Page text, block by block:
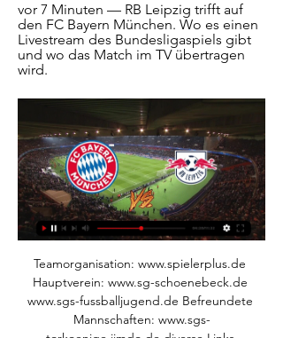
vor 7 Minuten — RB Leipzig trifft auf
den FC Bayern München. Wo es einen
Livestream des Bundesligaspiels gibt
und wo das Match im TV übertragen
wird.
Teamorganisation: www.spielerplus.de Hauptverein: www.sg-schoenebeck.de www.sgs-fussballjugend.de Befreundete Mannschaften: www.sgs-torkoenige.jimdo.de diverse Links.

Bayern gegen RB Leipzig im stream vor 5 Stunden — vor 3 Tagen — FC Bayern - Leipzig Übertragung: TV, Stream, Uhrzeit, Kommentator. Wer zeigt die Bundesliga mit Bayern München vs. RB Leipzig ...

RB Leipzig gegen Hertha BSC Berlin: So einfach seht ihr die Partie kostenlos und legal. Amazon Prime überträgt nicht nur das heutige Spiel am Mittwoch, den 27.Mai 2020 ab 18:30 Uhr, sondern noch.

Berichterstattung über Hansa Rostock, SV Meppen oder auch Eintracht Braunschweig gibt es im NDR bei "NDR Info" jeden Tag um fünf vor halb in den aktuellen Sportnachrichten. Am Samstagabend gibt es ab 17 Uhr im Ersten Berichte zu ausgewählten Partien der 3. Liga in der "Sportschau". Mannheim vs. Braunschweig: Die Tabelle des 18. Spieltages der Saison 2019/20 in der 3. Liga. Platz Mannschaft.

Welcome Home - Wir sind eine Kirche in Aarau und in Zürich, die begeistert für Gott, für Sein Haus und für Menschen ist. Wir treffen uns jeden Sonntag um 10 Uhr im Kino Ideal Aarau und um 11 Uhr im Mellow Club Wollishofen.

Dass der VfB Stuttgart am Sonntag (ab 15:30 Uhr) seine Rückkehr in die Fußball-Bundesliga perfekt machen wird, daran zweifelt bei den Schwaben nach dem 6:0-Kantersieg in der letzten Woche in.

FC Bayern München vs. RB Leipzig heute live im Free-TV vor 8 Stunden — Hier erfahrt Ihr zumindest, welcher Anbieter das Spiel gegen RB Leipzig heute live im Free-TV und Livestream zeigt / überträgt.

FC Bayern gegen RB Leipzig LIVE: Übertragung im TV & vor 3 Tagen — FC Bayern gegen RB Leipzig LIVE: Übertragung im TV & Stream auf Sky. Bayern vs. Leipzig LIVE! Alle Infos zur Übertragung. Sky Sport. 21.02.2024 ...

Bayern gegen RB Leipzig im streaming FC Bayern vor 13 Stunden — Bayern gegen RB Leipzig im streaming FC Bayern – RB Leipzig im TV & Stream: So sehen Sie das 24/02/2024 Streamen 20.01.2023 — Am Freitag um ...

Der VfL Wolfsburg empfängt am heutigen Samstag den Tabellenzweiten RB Leipzig zuhause. Nach der 1:6-Klatsche im Pokal sind die Wölfe gegen den Champions-League-Achtelfinalisten auf Revanche aus.

GC – Schaffhausen 5:3 Klare Ansage aus dem Ländle! Vaduz schlägt den Leader aus Lausanne (siehe unten). Für GC heisst es. DEUTSCHLAND ⋅ Der deutsche Zweitligist Jahn Regensburg verpflichtet bis Ende Juni 2022 den Innenverteidiger Jan Elvedi vom.

2020-2-29 · Jetzt also doch: Die DFL hat kurzfristig das Bundesliga-Spiel zwischen Werder Bremen und Eintracht Frankfurt am Sonntag abgesagt. Der Nachholtermin ist offen.

2020-3-14 · Für aktuelle Fussball Ergebnisse live Western Australian League bitte den Fussball Live-Ticker nutzen : Western Australian League live Ticker Für aktuellste Spielstände bei gerade laufenden Partien der internationalen Turniere oder Fussball Ergebnisse einer speziellen Liga bitte direkt in unserem Ergebnis Live Ticker nachsehen.

Pressekonferenz vor Bayern München. Profis 02.12.2019. INSIDE: Krake Pavlenka und Doppelpacker Rashica. Profis 27.06.2020. SV Werder Bremen - FC Köln (Highlights) Profis 16.06.2020. SV Werder Bremen - FC Bayern München (HL) Profis 22.02.2020. Werder Bremen - Borussia Dortmund (HL) Profis 08.02.2020 . Werder Bremen - Union Berlin (HL) Folge uns: Mitglied werden. zur Anmeldung. …

2020-5-30 · Hallescher FC - Eintracht Braunschweig-Magenta Sport. 19.00 Uhr. 3. Liga. FC Bayern München II - SC Preußen Münster-Magenta Sport. 19.00 Uhr. 3. Liga. MSV Duisburg - …

RB Leipzig VfL Wolfsburg 54. Werner. 82. Weghorst. Schiedsrichter. Deniz Aytekin. Note. 2,6. 3,5 2,2 3,4 Christian Dietz. Eduard Beitinger. Michael Bacher. Benjamin Brand. Michael Emmer. Statistik von Deniz Aytekin. Spiele. 12 18 Siege (DFL) 8 8 Siege (WT) 7 9 Unentschieden (DFL) 1 7 Unentschieden (WT) 2.

Skisport-Vereine Straßburg - sichten Sie alle Firmen und Unternehmen mit Adresse, Telefonnummer und ★ Bewertungen. Das Stadtbranchenbuch für Straßburg zeigt Ihnen aktuell ᐅ 96 Einträge.

Der TSV 1860 bestreitet seinen ersten Härtetest. Noch nicht dabei gegen den SV Pullach sind Timo Gebhart und Jan Mauersberger. Wir übertragen im Live-Stream.

Bayern gegen Leipzig live im TV am 24.02. ab 18:30 Uhr vor 3 Tagen — ab 18:30 Uhr: Jetzt Live Stream starten. Am 23. Spieltag bekommt es Rekordmeister Bayern München mit RB Leipzig zu tun. Zuletzt hatte der FCB so ...

Bayern vs. Leipzig live im TV und Stream sehen vor 2 Stunden — Der amtierende deutsche Meister empfängt den Pokalsieger: So sehen Sie Bayern München gegen RB Leipzig live im TV und Stream.

RB Leipzig steht zum ersten Mal in der Club-Geschichte im Halbfinale der Fußball-Champions-League. Die Deutschen setzten sich am Donnerstag im Viertelfinale des Finalturniers in Lissabon gegen Atletico Madrid vor leeren Zuschauerrängen mit 2:1 (0:0) durch. Die Mannschaft um die Österreicher Marcel Sabitzer und Konrad Laimer trifft am 18. August an der Algarve auf Paris Saint-Germain.

Planen Sie einen Urlaub in Indonesien? Sichern Sie sich die besten Angebote unter 491 Hotels in Gili Trawangan. 1696 Bewertungen helfen Ihnen, Ihre perfekte Unterkunft zu finden. Profitieren Sie von unserem einfachen und sicheren Buchungsprozess ohne zusätzliche Gebühren!

Wer folgt Paris Saint-Germain als zweites Team in den Halbfinal? Ein Rückspiel gibt es bekanntlich nicht - heute gilt es für Leipzig und Atlético ernst. Live im Ticker.

Olympique Lyon erreicht das Halbfinale der Champions League und trifft dort auf den FC Bayern. Die Franzosen bezwangen Manchester City überraschend mit 3:1 (1:0). Das Team von Pep Guardiola.

[LIVE FERNSEHEN] Bayern gegen RB Leipzig live im tv DFB vor 13 Stunden — vor 2 Tagen — Wer zeigt / überträgt FC Bayern vs. RB Leipzig im TV und LIVE-STREAM? - alle Infos zum Duell ; Bundesliga, 23. Spieltag · 24.

Fussball-Vereine Sankt Georgen an der Stiefing - sichten Sie alle Firmen und Unternehmen mit Adresse, Telefonnummer und ★ Bewertungen. Das Stadtbranchenbuch für Sankt Georgen an der Stiefing zeigt Ihnen aktuell ᐅ 100 Einträge.

Der Online-Katalog leitet Sie bei elektronischen Medien (E-Books oder E-Zeitschriften) über den E-Medien-Login direkt zum Volltext weiter. Bei gedruckten Büchern oder Zeitschriften listet der Online-Katalog die Standorte und die jeweilige Signatur auf, unter der Sie das gewünschte Medium vor Ort finden. Ihre Suchanfrage lässt sich auf den Gesamtbestand der wissenschaftlichen Bibliotheken.

Kriens-Luzern kann doch noch gewinnen. Nach vier Niederlagen in Folge bezwangen die Innerschweizer in der 11. Runde der Nationalliga A den Tabellendritten Pfadi Winterthur 25:22 und schafften in.

2 days ago · Der FC St. Gallen und die Young Boys liegen nach 29 Runden wieder punktgleich an der Tabellenspitze. Die Ostschweizer müssen sich im Cornaredo gegen Lugano mit …

16 Nov 17:00 Das Spiel Etoile Carouge-Sion II beginnt. Sie können beide Teams auf der Website vergleichen: H2H. Das letzte Spiel von Etoile Carouge hat mit dem Sieg 3:0 gegen FC Rapperswil-Jona geendet. Das vorige Spiel von Sion II hat mit Stade Nyonnais (0:0) unentschieden gespielt. Das Ergebnis beider Mannschaften im vorigen Spiel: 2:1.

BBL: Oldenburg schlägt Meister Bayern München. Die Baskets Oldenburg haben beim Meisterturnier der Basketball-Bundesliga (BBL) Meister und Titelverteidiger Bayern München geschlagen und sich.

Radfahren rund um Sankt Gallen ist wohl die schönste Art, diese Ecke Ostschweiz zu erkunden. Damit du die perfekte Radroute rund um Sankt Gallen findest, haben wir alle unsere Fahrrad-Touren bewertet und für dich die Top 20 hier zusammengefasst. Klick auf eine Tour, um alle Details zu sehen, und schau dir die Tipps und Fotos von Mitgliedern der komoot-Community an, die diese Tour bereits.

UEFA bestraft FC Bayern, Frankfurt, Wolfsburg & RB Leipzig – Mehr als 75.000 spektakuläre Fotos bieten einzigartige Einblicke in die nationalen und internationalen Fankurven dieser Welt.

FC Bayern München vs. RB Leipzig: TV, LIVE-STREAM vor 9 Stunden — Im Sommer ist Thomas Tuchel beim FC Bayern Geschichte, im ersten Spiel nach der angekündigten Trennung empfängt der Rekordmeister RB Leipzig ...

Support Group vor 9 Stunden — [LIVESTREAM-TV**][[]] Bayern München gegen RB Leipzig im streaming RB Leipzig vs. FC Bayern München: TV, LIVE-STREAM 24 Februar 2024 ...

Der FC Bayern trennt sich im Topspiel der Bundesliga mit einem torlosen Remis von RB Leipzig in der Allianz Arena. Das Rennen um die Deutsche Meisterschaft bleibt spannend. Der AZ-Liveticker zum.

Vertriebswege: Online/Telefon; Für eine ETF-Kauforder der Angebotsliste (Verlinkung Liste) mit einem Kurswert (Stücke * Kurs) größer 1.200 Euro, die zwischen dem 01.09.2019 und dem 31.08.2020 ausgeführt werden, zahlen Postbank-Kunden folgende Transaktionspreise: Transaktionspreis Internet (nur Kauf): 4,95 Euro ; Transaktionspreis Telefon (nur Kauf): 7,95 Euro; Die Preise verstehen sich.

Borussia Mönchengladbach: Die Spiele des DFB-Pokals 1996/1997: 1. Runde: Sa 10.08. VfR Mannheim-Borussia M'gladbach: 0:2 (0:1) 2. Runde: Mi 02.10.

Alle wahlberechtigten Personen in München erhalten automatisch per Post Ihre Briefwahlunterlagen an die Adresse ihres gemeldeten Hauptwohnsitzes. Bitte beachten Sie: • Sie brauchen die Briefwahlunterlagen nicht extra zu beantragen. • Sie können Ihre Briefwahlunterlagen nicht persönlich im Kreisverwaltungsreferat oder in den Bezirksinspektionen abholen. Bei allen Fragen zur Stichwahl.

(Live>) Bayern München gegen RB Leipzig live im tv vor 11 Stunden — RB Leipzig trifft auf den FC Bayern München. Wo es einen Livestream des Bundesligaspiels gibt und wo das Match im TV übertragen wird.

Noch servieren Vaduz und Schaffhausen keine Feinkost. Die Gastgeber sind ein wenig gefährlicher und zwingender in ihren Aktionen, doch Erfolg ist ihnen bis dato nicht beschieden. Mittlerweile sind 30 Minuten absolviert. Im Regen von Vaduz tut sich langsam etwas

Oberhausen ist eine kreisfreie Großstadt und Mittelzentrum im westlichen Ruhrgebiet und am unteren Ni